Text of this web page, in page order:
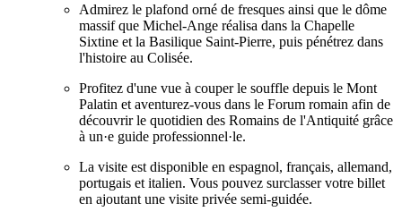
Admirez le plafond orné de fresques ainsi que le dôme
massif que Michel-Ange réalisa dans la Chapelle
Sixtine et la Basilique Saint-Pierre, puis pénétrez dans
l'histoire au Colisée.
Profitez d'une vue à couper le souffle depuis le Mont
Palatin et aventurez-vous dans le Forum romain afin de
découvrir le quotidien des Romains de l'Antiquité grâce
à un·e guide professionnel·le.
La visite est disponible en espagnol, français, allemand,
portugais et italien. Vous pouvez surclasser votre billet
en ajoutant une visite privée semi-guidée.